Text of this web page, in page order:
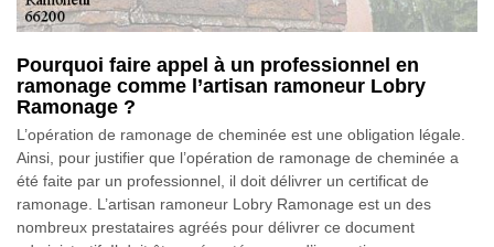
Pourquoi faire appel à un professionnel en
ramonage comme l’artisan ramoneur Lobry
Ramonage ?
L’opération de ramonage de cheminée est une obligation légale.
Ainsi, pour justifier que l’opération de ramonage de cheminée a
été faite par un professionnel, il doit délivrer un certificat de
ramonage. L’artisan ramoneur Lobry Ramonage est un des
nombreux prestataires agréés pour délivrer ce document